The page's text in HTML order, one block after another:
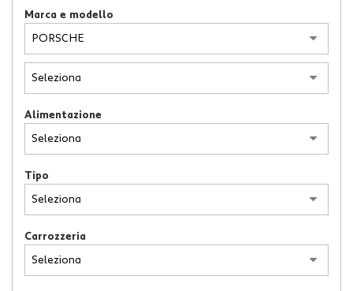
ASSISTENZA
NEWS
Marca e modello
Alimentazione
Tipo
Carrozzeria